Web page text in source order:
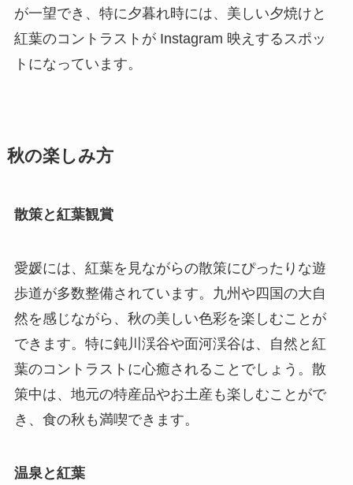
が一望でき、特に夕暮れ時には、美しい夕焼けと
紅葉のコントラストが Instagram 映えするスポッ
トになっています。
秋の楽しみ方
散策と紅葉観賞
愛媛には、紅葉を見ながらの散策にぴったりな遊
歩道が多数整備されています。九州や四国の大自
然を感じながら、秋の美しい色彩を楽しむことが
できます。特に鈍川渓谷や面河渓谷は、自然と紅
葉のコントラストに心癒されることでしょう。散
策中は、地元の特産品やお土産も楽しむことがで
き、食の秋も満喫できます。
温泉と紅葉